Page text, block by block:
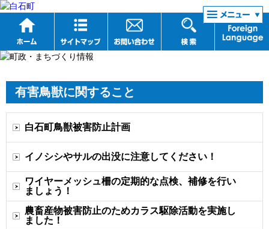
リンク集
有害鳥獣に関すること
白石町鳥獣被害防止計画
イノシシやサルの出没に注意してください！
ワイヤーメッシュ柵の定期的な点検、補修を行い
ましょう！
農畜産物被害防止のためカラス駆除活動を実施し
ました！